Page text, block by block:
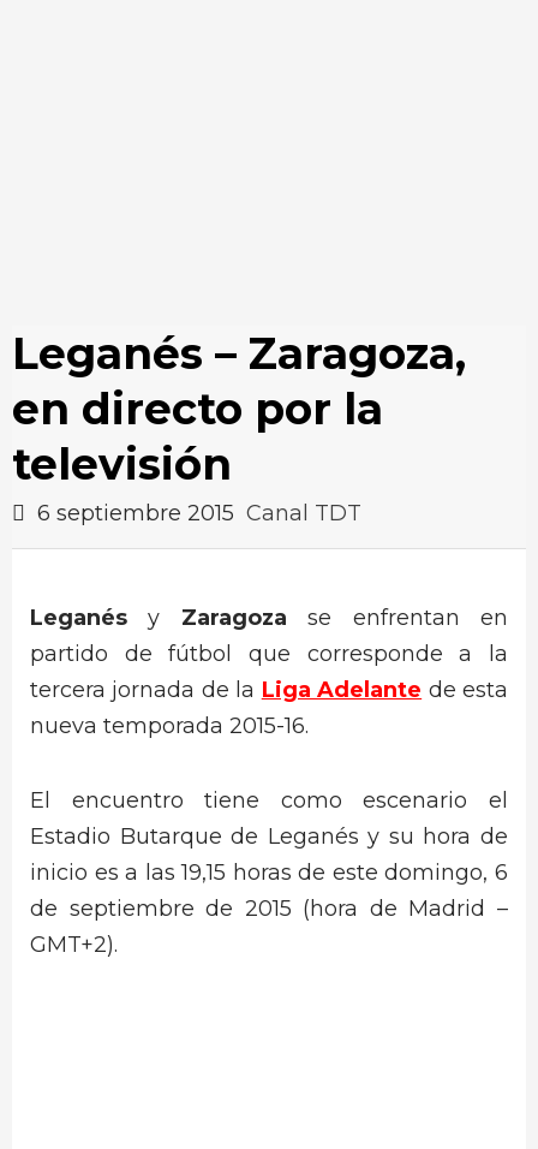
Leganés – Zaragoza,
en directo por la
televisión
6 septiembre 2015 Canal TDT
Leganésy Zaragozase enfrentan en
partido de fútbol que corresponde a la
tercera jornada de la Liga Adelante de esta
nueva temporada 2015-16.
El encuentro tiene como escenario el
Estadio Butarque de Leganés y su hora de
inicio es a las 19,15 horas de este domingo, 6
de septiembre de 2015 (hora de Madrid –
GMT+2).